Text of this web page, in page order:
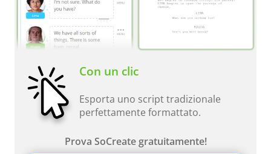
Con un clic
Esporta uno script tradizionale
perfettamente formattato.
Prova SoCreate gratuitamente!